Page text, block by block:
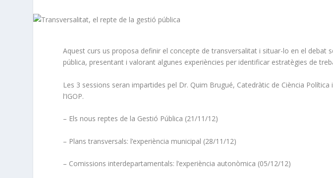
Aquest curs us proposa definir el concepte de transversalitat i situar-lo en el debat
pública, presentant i valorant algunes experiències per identificar estratègies de
Les 3 sessions seran impartides pel Dr. Quim Brugué, Catedràtic de Ciència Política
l’IGOP.
– Els nous reptes de la Gestió Pública (21/11/12)
– Plans transversals: l’experiència municipal (28/11/12)
– Comissions interdepartamentals: l’experiència autonòmica (05/12/12)